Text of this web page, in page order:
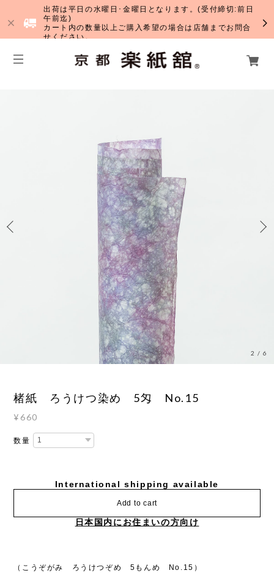
出荷は平日の水曜日･金曜日となります。(受付締切:前日
午前迄)
カート内の数量以上ご購入希望の場合は店舗までお問合
せください。
3 /6
楮紙 ろうけつ染め 5匁 No.15
¥660
数量
International shipping available
Add to cart
日本国内にお住まいの方向け
（こうぞがみ ろうけつぞめ 5もんめ No.15）